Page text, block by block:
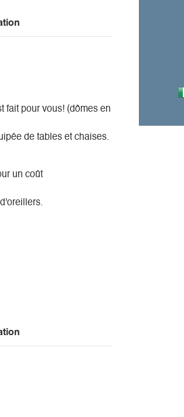
fait pour vous! (dômes en
de tables et chaises.
un coût